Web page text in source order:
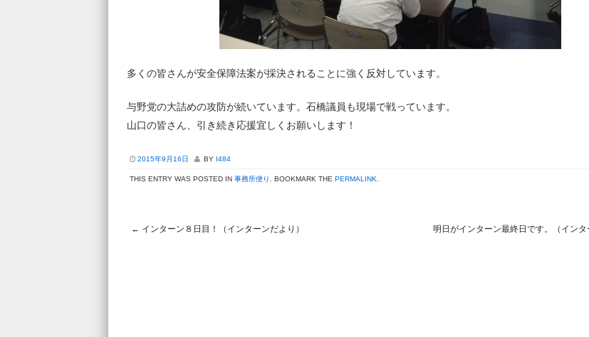
多くの皆さんが安全保障法案が採決されることに強く反対しています。
与野党の大詰めの攻防が続いています。石橋議員も現場で戦っています。
山口の皆さん、引き続き応援宜しくお願いします！
2015年9月16日 BY I484
THIS ENTRY WAS POSTED IN 事務所便り . BOOKMARK THE PERMALINK
← インターン８日目！（インターンだより） 明日がインターン最終日です。（インタ